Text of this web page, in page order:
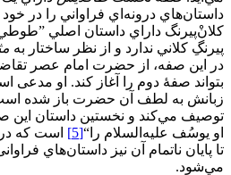
داستان‌هاي درونه‌اي فراواني را در
كلانْ‌پيرنگ داراي داستان اصلي
پيرنگِ كلاني ندارد و از نظر ساختار به
در اين صفه، از حضرت امام عصر
بتواند صفۀ دوم را آغاز كند. او
زبانش به لطف آن حضرت باز شده
توصیف مي‌کند و نخستين داستان اين
او يوسُف عليه‌السلام را“[5]
است كه
تا پايان ناتمام آن نیز داستان‌هاي
مي‌شود.